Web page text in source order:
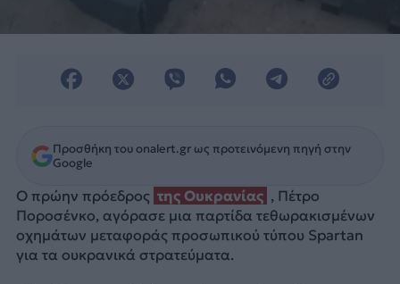
Προσθήκη του onalert.gr ως προτεινόμενη πηγή στην
Google
Ο πρώην πρόεδρος της Ουκρανίας , Πέτρο
Ποροσένκο, αγόρασε μια παρτίδα τεθωρακισμένων
οχημάτων μεταφοράς προσωπικού τύπου Spartan
για τα ουκρανικά στρατεύματα.